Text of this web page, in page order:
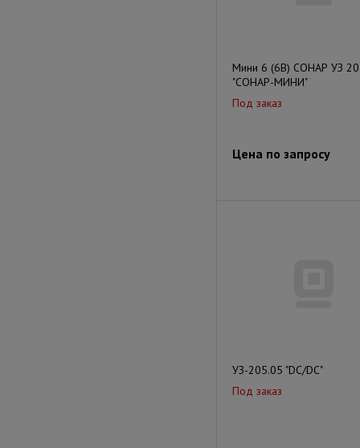
Мини 6 (6В) СОНАР УЗ
"СОНАР-МИНИ"
Под заказ
Цена по запросу
УЗ-205.05 "DC/DC"
Под заказ